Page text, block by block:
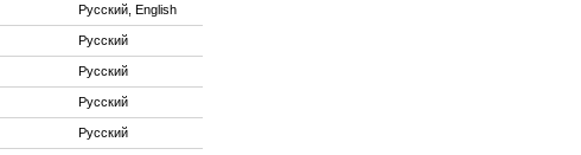
Русский, English
Русский
Русский
Русский
Русский